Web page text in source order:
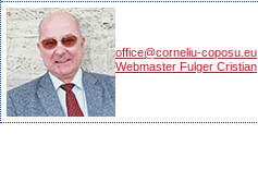
office@corneliu-coposu.eu
Webmaster Fulger Cristian